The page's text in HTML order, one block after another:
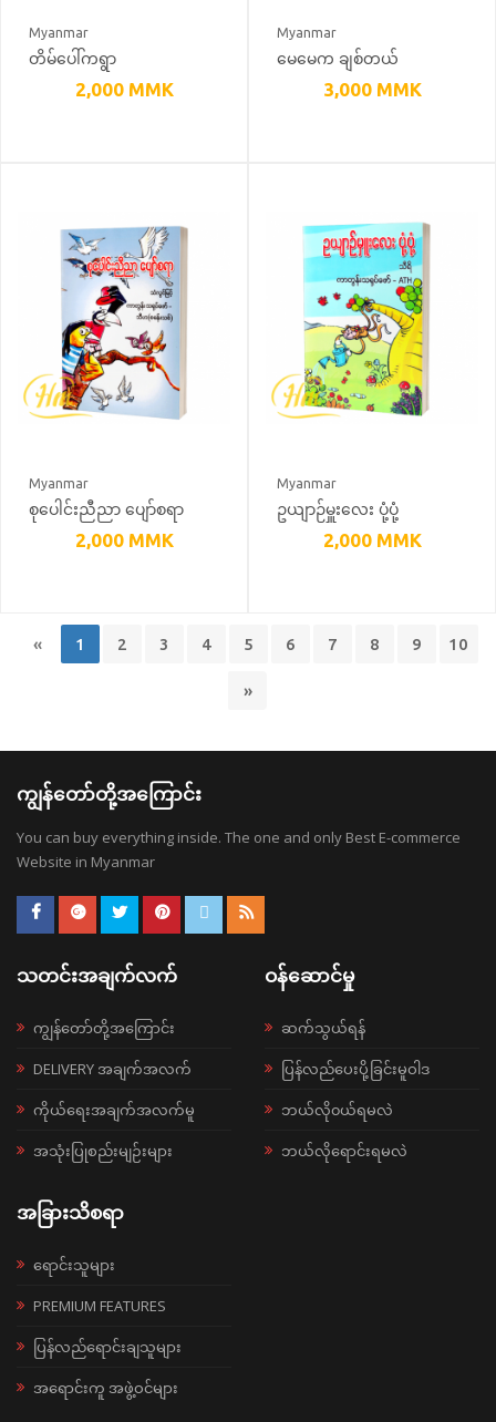
Myanmar
တိမ်ပေါ်ကရွာ
2,000 MMK
Myanmar
မေမေက ချစ်တယ်
3,000 MMK
Myanmar
စုပေါင်းညီညာ ပျော်စရာ
2,000 MMK
Myanmar
ဥယျာဉ်မှူးလေး ပုံ့ပုံ့
2,000 MMK
« 1 2 3 4 5 6 7 8 9 10
»
ကျွန်တော်တို့အကြောင်း
You can buy everything inside. The one and only Best E-commerce
Website in Myanmar
သတင်းအချက်လက်
ကျွန်တော်တို့အကြောင်း
DELIVERY အချက်အလက်
ကိုယ်ရေးအချက်အလက်မူ
အသုံးပြုစည်းမျဉ်းများ
ဝန်ဆောင်မှု
ဆက်သွယ်ရန်
ပြန်လည်ပေးပို့ခြင်းမူဝါဒ
ဘယ်လို၀ယ်ရမလဲ
ဘယ်လိုရောင်းရမလဲ
အခြားသိစရာ
ရောင်းသူများ
PREMIUM FEATURES
ပြန်လည်ရောင်းချသူများ
အရောင်းကူ အဖွဲ့ဝင်များ